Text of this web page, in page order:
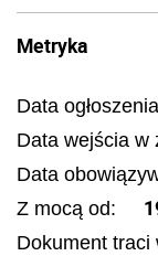
Metryka
Data
Data wejścia w
Data
Z mocą od:
Dokument traci